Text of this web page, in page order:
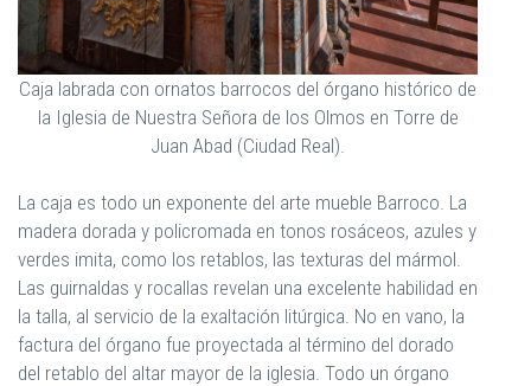
Caja labrada con ornatos barrocos del órgano histórico de
la Iglesia de Nuestra Señora de los Olmos en Torre de
Juan Abad (Ciudad Real).
La caja es todo un exponente del arte mueble Barroco. La
madera dorada y policromada en tonos rosáceos, azules y
verdes imita, como los retablos, las texturas del mármol.
Las guirnaldas y rocallas revelan una excelente habilidad en
la talla, al servicio de la exaltación litúrgica. No en vano, la
factura del órgano fue proyectada al término del dorado
del retablo del altar mayor de la iglesia. Todo un órgano